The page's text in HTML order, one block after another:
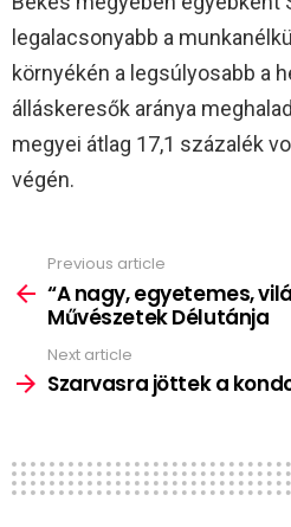
legalacsonyabb a
környékén a legsúlyosabb a
álláskeresők aránya
megyei átlag 17,1 százalék
végén.
more
Previous article
“A nagy, egyetemes,
Művészetek Délutánja
Next article
Szarvasra jöttek a